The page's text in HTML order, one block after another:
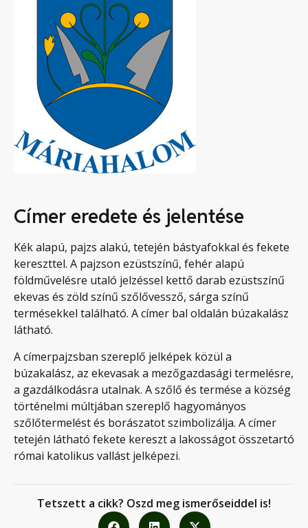
Címer eredete és jelentése
Kék alapú, pajzs alakú, tetején bástyafokkal és fekete
kereszttel. A pajzson ezüstszínű, fehér alapú
földművelésre utaló jelzéssel kettő darab ezüstszínű
ekevas és zöld színű szőlővessző, sárga színű
termésekkel található. A címer bal oldalán búzakalász
látható.
A címerpajzsban szereplő jelképek közül a
búzakalász, az ekevasak a mezőgazdasági termelésre,
a gazdálkodásra utalnak. A szőlő és termése a község
történelmi múltjában szereplő hagyományos
szőlőtermelést és borászatot szimbolizálja. A címer
tetején látható fekete kereszt a lakosságot összetartó
római katolikus vallást jelképezi.
Tetszett a cikk? Oszd meg ismerőseiddel is!